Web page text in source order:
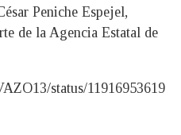
Peniche Espejel,
de la Agencia Estatal de
status/11916953619